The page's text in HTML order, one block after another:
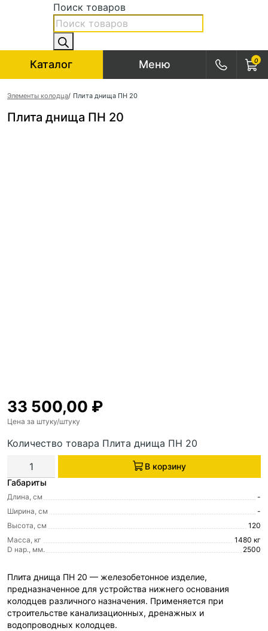
Поиск товаров
Каталог Меню 0
Элементы колодца/ Плита днища ПН 20
Плита днища ПН 20
Габариты
Длина, см
-
Ширина, см
-
Высота, см
120
Масса, кг
1480 кг
D нар., мм.
2500
33 500,00 ₽
Цена за штуку/штуку
Количество товара Плита днища ПН 20
В корзину
Плита днища ПН 20 — железобетонное изделие,
предназначенное для устройства нижнего основания
колодцев различного назначения. Применяется при
строительстве канализационных, дренажных и
водопроводных колодцев.